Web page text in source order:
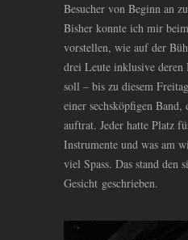
Besucher von Beginn an
Bisher konnte ich mir
vorstellen, wie auf der
drei Leute inklusive deren
soll – bis zu diesem
einer sechsköpfigen Band,
auftrat. Jeder hatte Platz
Instrumente und was am
viel Spass. Das stand den
Gesicht geschrieben.